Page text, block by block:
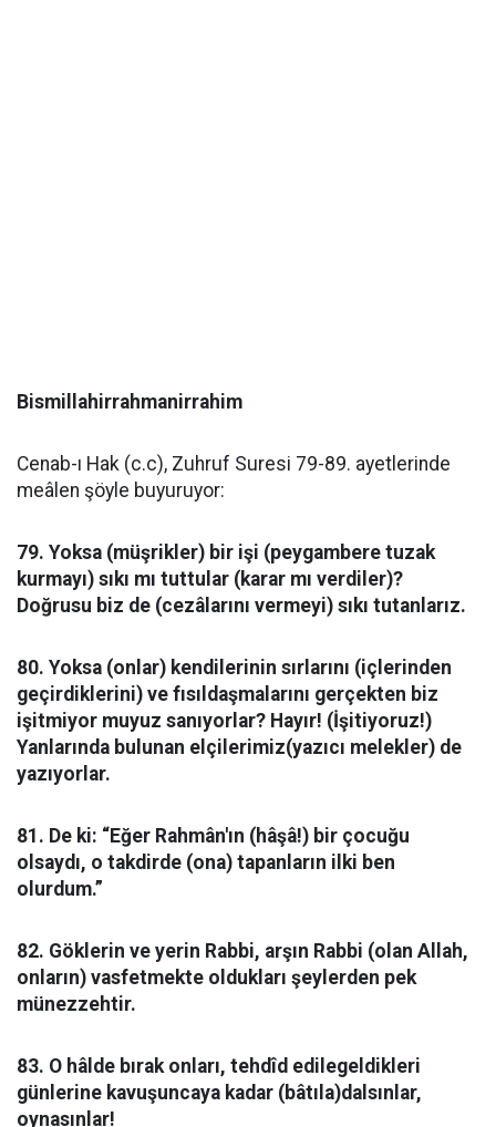
Bismillahirrahmanirrahim
Cenab-ı Hak (c.c), Zuhruf Suresi 79-89. ayetlerinde
meâlen şöyle buyuruyor:
79. Yoksa (müşrikler) bir işi (peygambere tuzak
kurmayı) sıkı mı tuttular (karar mı verdiler)?
Doğrusu biz de (cezâlarını vermeyi) sıkı tutanlarız.
80. Yoksa (onlar) kendilerinin sırlarını (içlerinden
geçirdiklerini) ve fısıldaşmalarını gerçekten biz
işitmiyor muyuz sanıyorlar? Hayır! (İşitiyoruz!)
Yanlarında bulunan elçilerimiz(yazıcı melekler) de
yazıyorlar.
81. De ki: “Eğer Rahmân'ın (hâşâ!) bir çocuğu
olsaydı, o takdirde (ona) tapanların ilki ben
olurdum.”
82. Göklerin ve yerin Rabbi, arşın Rabbi (olan Allah,
onların) vasfetmekte oldukları şeylerden pek
münezzehtir.
83. O hâlde bırak onları, tehdîd edilegeldikleri
günlerine kavuşuncaya kadar (bâtıla)dalsınlar,
oynasınlar!